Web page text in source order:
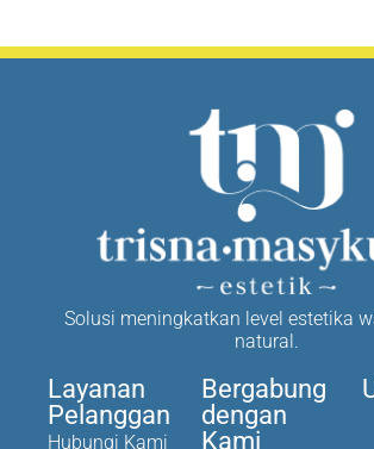
Solusi meningkatkan level estetika
natural.
Layanan
Pelanggan
Hubungi Kami
Bergabung
dengan
Kami